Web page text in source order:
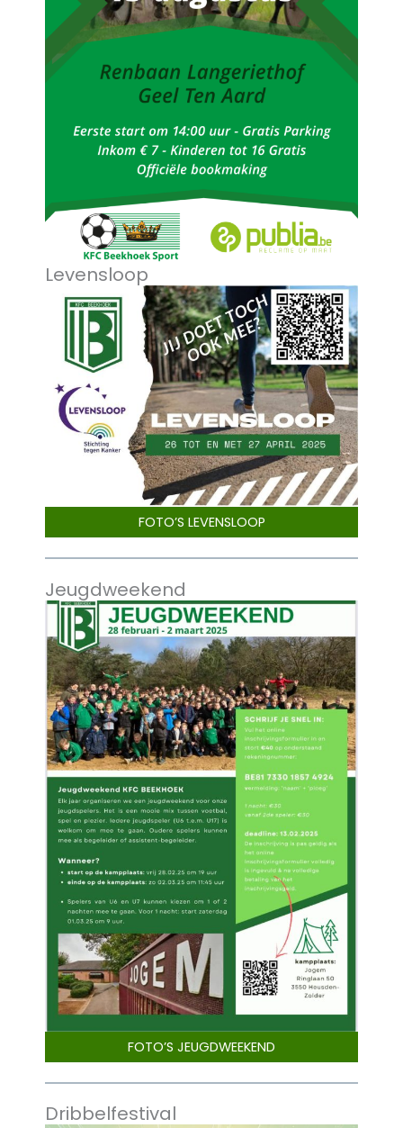
Levensloop
FOTO’S LEVENSLOOP
Jeugdweekend
FOTO’S JEUGDWEEKEND
Dribbelfestival